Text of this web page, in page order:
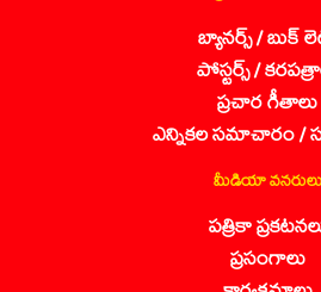
బ్యానర్స్ / బుక్
పోస్టర్స్ /
ప్రచార గీతాలు
ఎన్నికల సమాచారం /
మీడియా వనరులు
పత్రికా
ప్రసంగాలు